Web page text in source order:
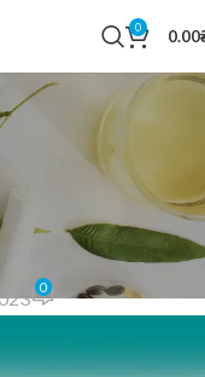
0 0.00
літній
0